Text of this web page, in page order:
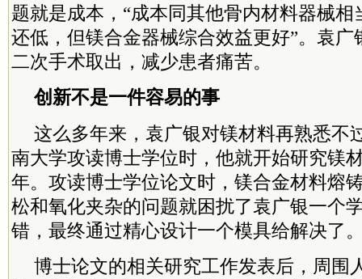
题就是成本，“成本同其他骨内材料器械
还低，但镁合金器械综合效益更好”。袁
二次手术取出，减少患者痛苦。
创新不是一件容易的事
这么多年来，袁广银对镁材料再熟悉不
南大学攻读博士学位时，他就开始研究镁
年。攻读博士学位论文时，镁合金材料熔
松和氧化夹杂的问题就困扰了袁广银一个
错，最终通过精心设计一个模具给解决了
博士论文的相关研究工作发表后，周围